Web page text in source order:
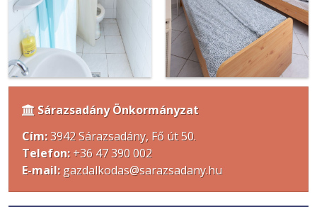
 Sárazsadány Önkormányzat
Cím:3942 Sárazsadány, Fő út 50.
Telefon: +36 47 390 002
E-mail: gazdalkodas@sarazsadany.hu